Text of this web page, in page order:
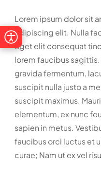
Lorem ipsum dolor sit
adipiscing elit. Nulla
eget elit consequat
lorem faucibus
gravida fermentum,
suscipit nulla justo a
suscipit maximus.
elementum, ex nunc
sapien in metus.
faucibus orci luctus et
curae; Nam ut ex vel